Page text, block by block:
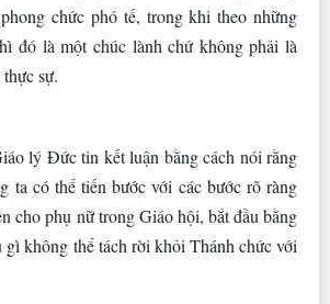
chức phó tế, trong khi theo những
đó là một chúc lành chứ không phải là
sự.
lý Đức tin kết luận bằng cách nói rằng
ta có thể tiến bước với các bước rõ ràng
cho phụ nữ trong Giáo hội, bắt đầu bằng
gì không thể tách rời khỏi Thánh chức với